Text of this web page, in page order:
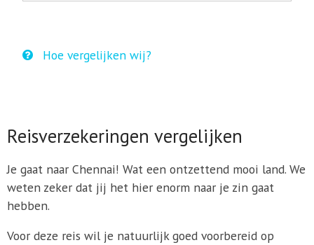
Hoe vergelijken wij?
Reisverzekeringen vergelijken
Je gaat naar Chennai! Wat een ontzettend mooi land. We
weten zeker dat jij het hier enorm naar je zin gaat
hebben.
Voor deze reis wil je natuurlijk goed voorbereid op